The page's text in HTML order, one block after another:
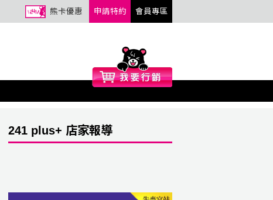
熊卡優惠 申請特約 會員專區
241 plus+ 店家報導